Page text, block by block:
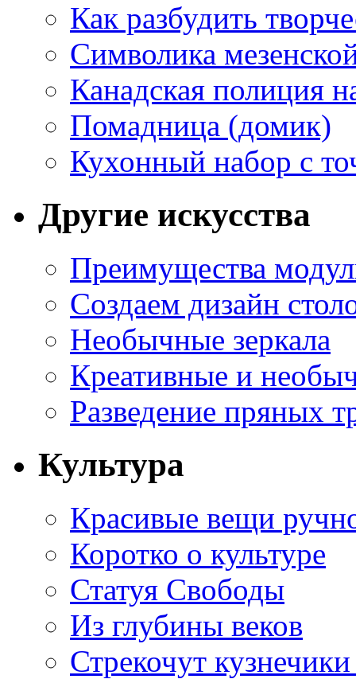
Как разбудить
Символика
Канадская полиция
Помадница (домик)
Кухонный набор с
Другие искусства
Преимущества
Создаем дизайн
Необычные зеркала
Креативные и
Разведение пряных
Культура
Красивые вещи
Коротко о культуре
Статуя Свободы
Из глубины веков
Стрекочут